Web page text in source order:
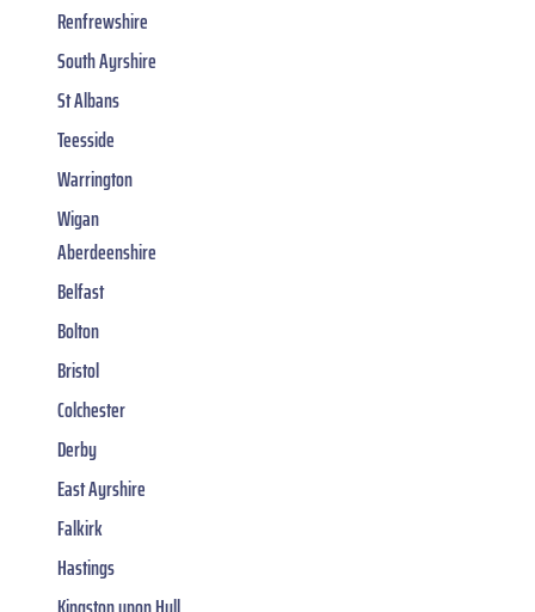
Renfrewshire
South Ayrshire
St Albans
Teesside
Warrington
Wigan
Aberdeenshire
Belfast
Bolton
Bristol
Colchester
Derby
East Ayrshire
Falkirk
Hastings